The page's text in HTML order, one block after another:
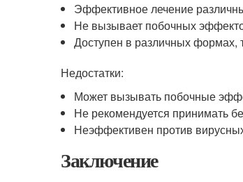
Эффективное лечение
Не вызывает побочных
Доступен в различных формах,
Недостатки:
Может вызывать побочные
Не рекомендуется принимать
Неэффективен против
Заключение